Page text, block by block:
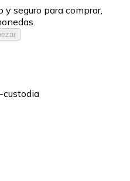
seguro para comprar,
custodia